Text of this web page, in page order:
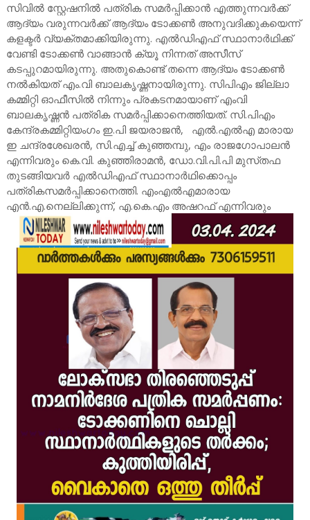
സിവിൽ സ്റ്റേഷനിൽ പത്രിക സമർപ്പിക്കാൻ എത്തുന്നവർക്ക്
ആദ്യം വരുന്നവർക്ക് ആദ്യം ടോക്കൺ അനുവദിക്കുകയെന്ന്
കളക്ടർ വ്യക്തമാക്കിയിരുന്നു. എൽഡിഎഫ് സ്ഥാനാർഥിക്ക്
വേണ്ടി ടോക്കൺ വാങ്ങാൻ ക്യൂ നിന്നത് അസീസ്
കടപ്പുറമായിരുന്നു. അതുകൊണ്ട് തന്നെ ആദ്യം ടോക്കൺ
നൽകിയത് എം.വി ബാലകൃഷ്ണ‌നായിരുന്നു. സിപിഎം ജില്ലാ
കമ്മിറ്റി ഓഫീസിൽ നിന്നും പ്രകടനമായാണ് എംവി
ബാലകൃഷ്ണൻ പത്രിക സമർപ്പിക്കാനെത്തിയത്. സി.പിഎം
കേന്ദ്രകമ്മിറ്റിയംഗം ഇ.പി ജയരാജൻ, എൽ.എൽഎ മാരായ
ഇ ചന്ദ്രശേഖരൻ, സി.എച്ച് കുഞ്ഞമ്പു, എം രാജഗോപാലൻ
എന്നിവരും കെ.വി. കുഞ്ഞിരാമൻ, ഡോ.വി.പി.പി മുസ്‌തഫ
തുടങ്ങിയവർ എൽഡിഎഫ് സ്ഥാനാർഥിക്കൊപ്പം
പത്രികസമർപ്പിക്കാനെത്തി. എംഎൽഎമാരായ
എൻ.എ.നെല്ലിക്കുന്ന്, എ.കെ.എം അഷറഫ് എന്നിവരും